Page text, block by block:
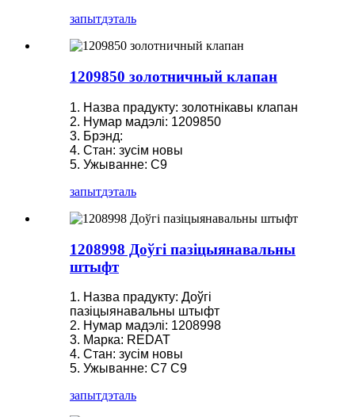
запытдэталь
1209850 золотничный клапан
1. Назва прадукту: золотнікавы клапан
2. Нумар мадэлі: 1209850
3. Брэнд:
4. Стан: зусім новы
5. Ужыванне: C9
запытдэталь
1208998 Доўгі пазіцыянавальны
штыфт
1. Назва прадукту: Доўгі
пазіцыянавальны штыфт
2. Нумар мадэлі: 1208998
3. Марка: REDAT
4. Стан: зусім новы
5. Ужыванне: C7 C9
запытдэталь